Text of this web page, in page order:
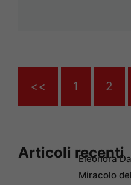
<< 1 2
Articoli recenti
Eleonora
Miracolo